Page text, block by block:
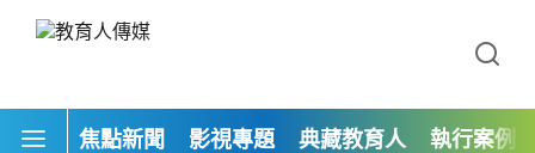
焦點新聞 影視專題 典藏教育人 執行案例